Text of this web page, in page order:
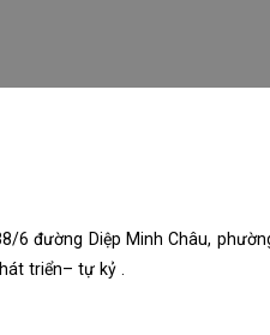
đường Diệp Minh Châu,
triển– tự kỷ .